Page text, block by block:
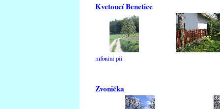
Kvetoucí Benetice
mfonini pii
Zvonička